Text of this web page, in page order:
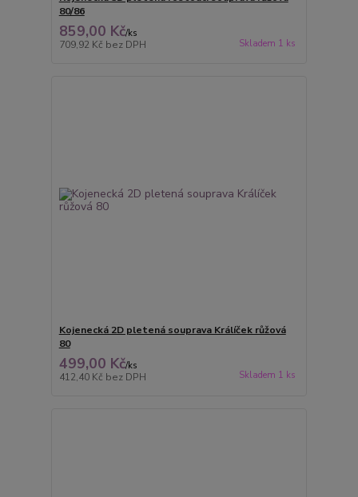
80/86
859,00 Kč/ks
709,92 Kč bez DPH Skladem 1 ks
Kojenecká 2D pletená souprava Králíček růžová
80
499,00 Kč/ks
412,40 Kč bez DPH Skladem 1 ks